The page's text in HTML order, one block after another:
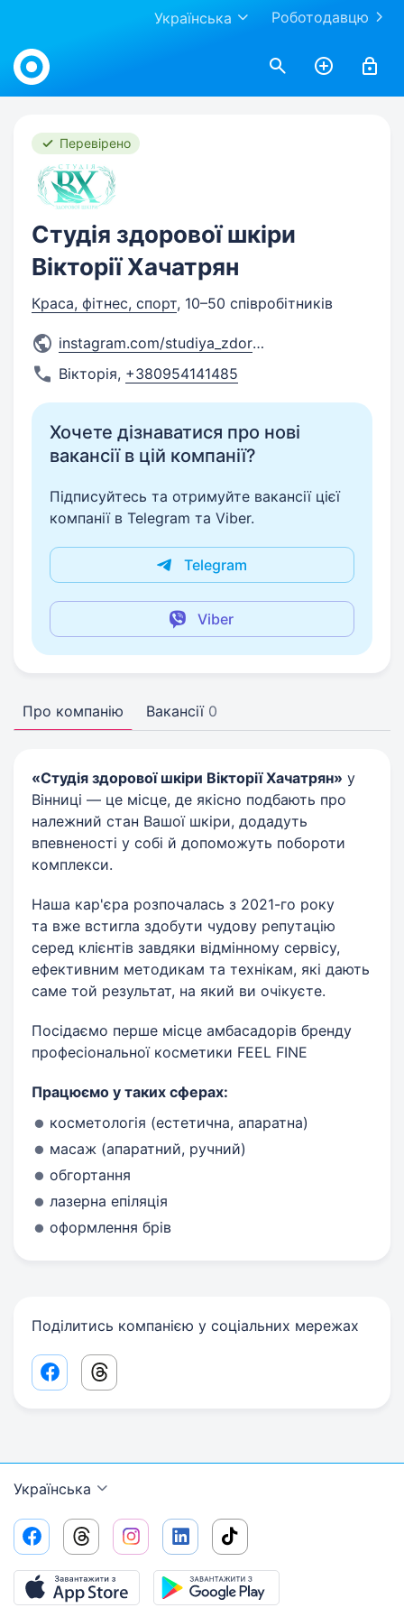
Роботодавцю
Українська
Work.ua
Перевірено
Студія здорової шкіри
Вікторії Хачатрян
Краса, фітнес, спорт, 10–50 співробітників
instagram.com/studiya_zdorov
Вікторія, +380954141485
Хочете дізнаватися про нові
вакансії в цій компанії?
Підписуйтесь та отримуйте вакансії цієї
компанії в Telegram та Viber.
Telegram
Viber
Про компанію Вакансії 0
«Студія здорової шкіри Вікторії Хачатрян» у
Вінниці — це місце, де якісно подбають про
належний стан Вашої шкіри, додадуть
впевненості у собі й допоможуть побороти
комплекси.
Наша кар'єра розпочалась з 2021-го року
та вже встигла здобути чудову репутацію
серед клієнтів завдяки відмінному сервісу,
ефективним методикам та технікам, які дають
саме той результат, на який ви очікуєте.
Посідаємо перше місце амбасадорів бренду
професіональної косметики FEEL FINE
Працюємо у таких сферах:
косметологія (естетична, апаратна)
масаж (апаратний, ручний)
обгортання
лазерна епіляція
оформлення брів
Поділитись компанією у соціальних мережах
Facebook share link
Threads share link
Українська